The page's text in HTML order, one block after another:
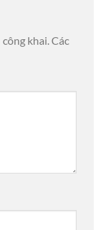
khai. Các